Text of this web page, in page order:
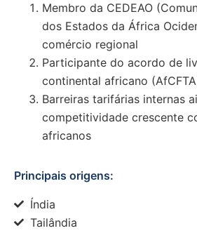
Membro da CEDEAO
dos Estados da África
comércio regional
Participante do acordo de
continental africano
Barreiras tarifárias internas
competitividade crescente
africanos
Principais origens:
Índia
Tailândia